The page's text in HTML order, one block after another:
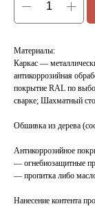
Материалы:
Каркас —
антикоррозийная
покрытие RAL по
сварке; Шахматный
Обшивка из дерева
Антикоррозийное
— огнебиозащитные
— пропитка либо
Нанесение контента